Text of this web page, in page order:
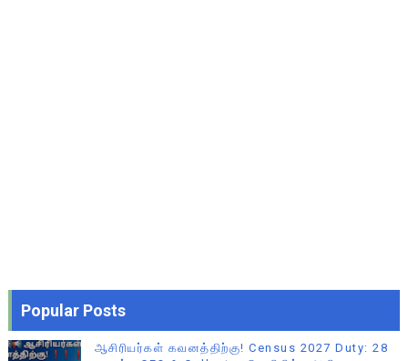
Popular Posts
ஆசிரியர்கள் கவனத்திற்கு! Census 2027 Duty: 28